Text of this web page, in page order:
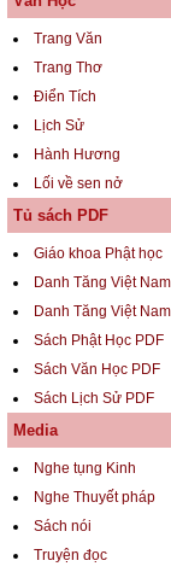
Trang Văn
Trang Thơ
Điển Tích
Lịch Sử
Hành Hương
Lối về sen nở
Tủ sách PDF
Giáo khoa Phật học
Danh Tăng Việt
Danh Tăng Việt
Sách Phật Học PDF
Sách Văn Học PDF
Sách Lịch Sử PDF
Media
Nghe tụng Kinh
Nghe Thuyết pháp
Sách nói
Truyện đọc